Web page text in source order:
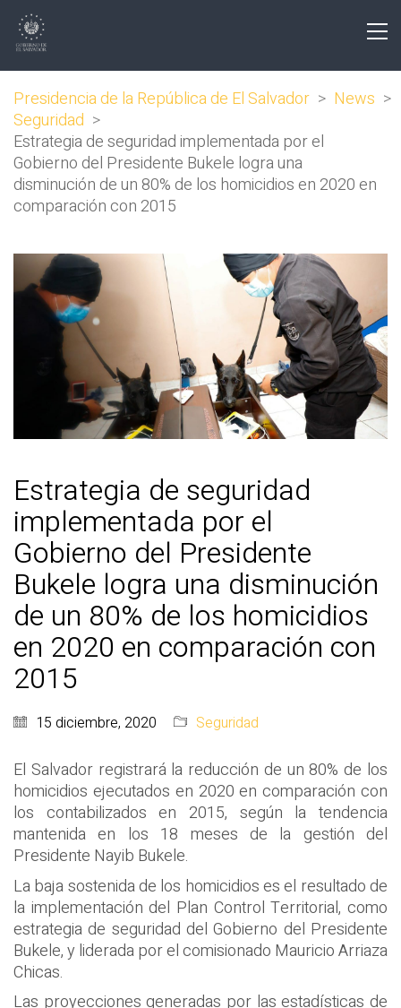
Presidencia de la República de El Salvador > News >
Seguridad >
Estrategia de seguridad implementada por el
Gobierno del Presidente Bukele logra una
disminución de un 80% de los homicidios en 2020 en
comparación con 2015
Estrategia de seguridad
implementada por el
Gobierno del Presidente
Bukele logra una disminución
de un 80% de los homicidios
en 2020 en comparación con
2015
15 diciembre, 2020 Seguridad
El Salvador registrará la reducción de un 80% de los
homicidios ejecutados en 2020 en comparación con
los contabilizados en 2015, según la tendencia
mantenida en los 18 meses de la gestión del
Presidente Nayib Bukele.
La baja sostenida de los homicidios es el resultado de
la implementación del Plan Control Territorial, como
estrategia de seguridad del Gobierno del Presidente
Bukele, y liderada por el comisionado Mauricio Arriaza
Chicas.
Las proyecciones generadas por las estadísticas de